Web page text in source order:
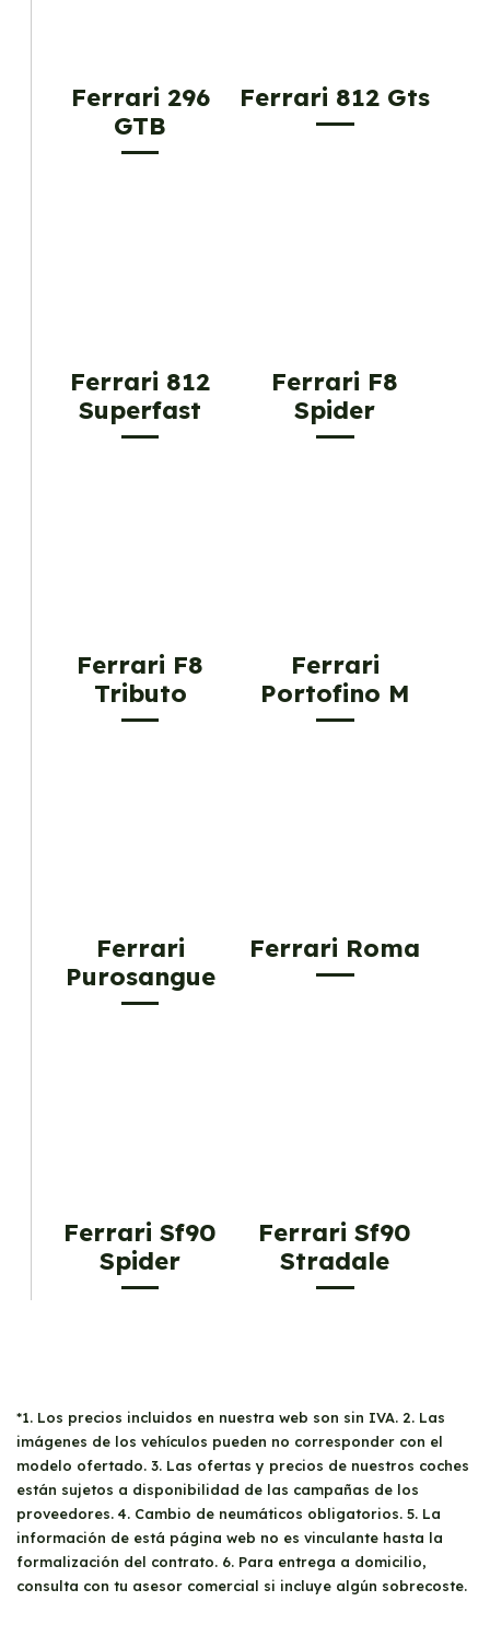
Ferrari 296
GTB
Ferrari 812 Gts
Ferrari 812
Superfast
Ferrari F8
Spider
Ferrari F8
Tributo
Ferrari
Portofino M
Ferrari
Purosangue
Ferrari Roma
Ferrari Sf90
Spider
Ferrari Sf90
Stradale
*1. Los precios incluidos en nuestra web son sin IVA. 2. Las
imágenes de los vehículos pueden no corresponder con el
modelo ofertado. 3. Las ofertas y precios de nuestros coches
están sujetos a disponibilidad de las campañas de los
proveedores. 4. Cambio de neumáticos obligatorios. 5. La
información de está página web no es vinculante hasta la
formalización del contrato. 6. Para entrega a domicilio,
consulta con tu asesor comercial si incluye algún sobrecoste.